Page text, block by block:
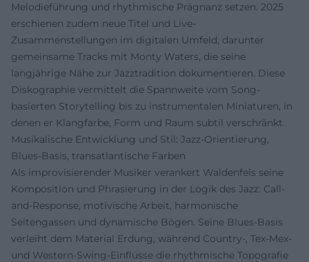
Melodieführung und rhythmische Prägnanz setzen. 2025
erschienen zudem neue Titel und Live-
Zusammenstellungen im digitalen Umfeld, darunter
gemeinsame Tracks mit Monty Waters, die seine
langjährige Nähe zur Jazztradition dokumentieren. Diese
Diskographie vermittelt die Spannweite vom Song-
basierten Storytelling bis zu instrumentalen Miniaturen, in
denen er Klangfarbe, Form und Raum subtil verschränkt.
Musikalische Entwicklung und Stil: Jazz-Orientierung,
Blues-Basis, transatlantische Farben
Als improvisierender Musiker verankert Waldenfels seine
Komposition und Phrasierung in der Logik des Jazz: Call-
and-Response, motivische Arbeit, harmonische
Seitengassen und dynamische Bögen. Seine Blues-Basis
verleiht dem Material Erdung, während Country-, Tex-Mex-
und Western-Swing-Einflüsse die rhythmische Topografie